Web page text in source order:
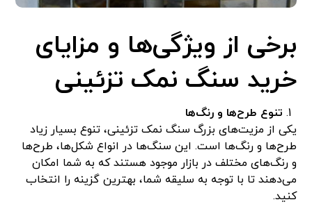
برخی از ویژگی‌ها و مزایای
خرید سنگ نمک تزئینی
تنوع طرح‌ها و رنگ‌ها
یکی از مزیت‌های بزرگ سنگ نمک تزئینی، تنوع بسیار زیاد
طرح‌ها و رنگ‌ها است. این سنگ‌ها در انواع شکل‌ها، طرح‌ها
و رنگ‌های مختلف در بازار موجود هستند که به شما امکان
می‌دهند تا با توجه به سلیقه شما، بهترین گزینه را انتخاب
کنید.